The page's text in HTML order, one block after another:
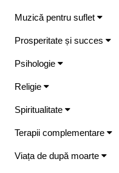
Muzică pentru suflet
Prosperitate și succes
Psihologie
Religie
Spiritualitate
Terapii complementare
Viața de după moarte